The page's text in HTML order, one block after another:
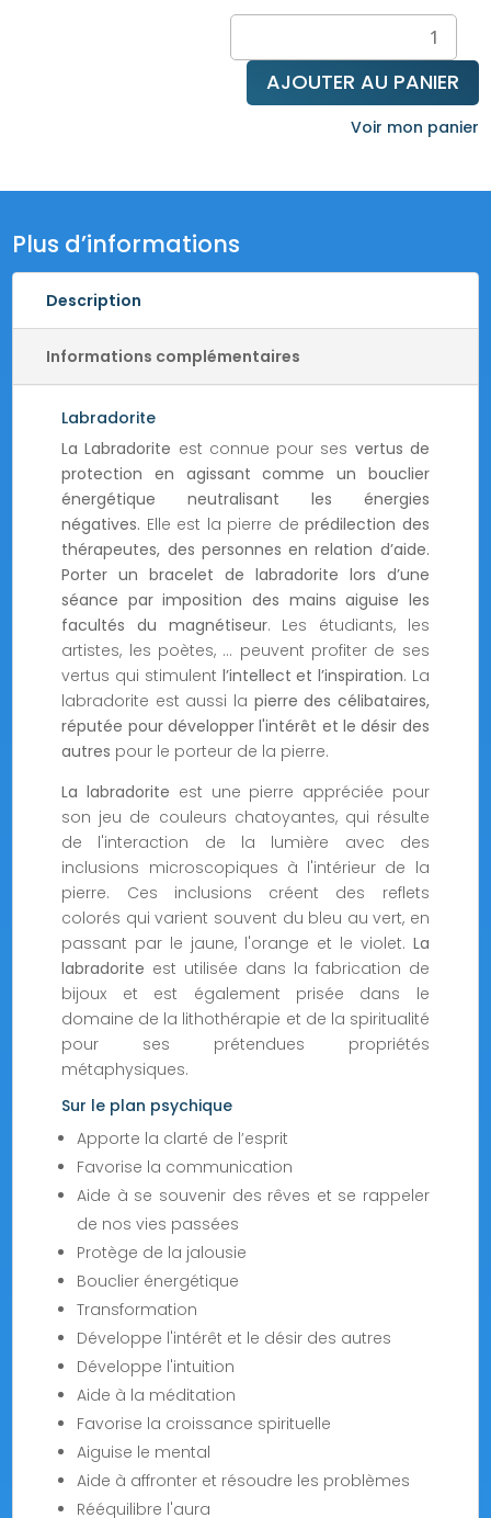
quantité
Bracelet
labradorite
AJOUTER AU PANIER
Voir mon panier
Plus d’informations
Description
Informations complémentaires
Labradorite
La Labradorite est connue pour ses vertus de
protection en agissant comme un bouclier
énergétique neutralisant les énergies
négatives. Elle est la pierre deprédilection des
thérapeutes, des personnes en relation d’aide.
Porter un bracelet de labradorite lors d’une
séance par imposition des mains aiguise les
facultés du magnétiseur. Les étudiants, les
artistes, les poètes, … peuvent profiter de ses
vertus qui stimulent l’intellect et l’inspiration. La
labradorite est aussi la pierre des célibataires,
réputée pour développer l'intérêt et le désir des
autres pour le porteur de la pierre.
La labradorite est une pierre appréciée pour
son jeu de couleurs chatoyantes, qui résulte
de l'interaction de la lumière avec des
inclusions microscopiques à l'intérieur de la
pierre. Ces inclusions créent des reflets
colorés qui varient souvent du bleu au vert, en
passant par le jaune, l'orange et le violet. La
labradorite est utilisée dans la fabrication de
bijoux et est également prisée dans le
domaine de la lithothérapie et de la spiritualité
pour ses prétendues propriétés
métaphysiques.
Sur le plan psychique
Apporte la clarté de l’esprit
Favorise la communication
Aide à se souvenir des rêves et se rappeler
de nos vies passées
Protège de la jalousie
Bouclier énergétique
Transformation
Développe l'intérêt et le désir des autres
Développe l'intuition
Aide à la méditation
Favorise la croissance spirituelle
Aiguise le mental
Aide à affronter et résoudre les problèmes
Rééquilibre l'aura